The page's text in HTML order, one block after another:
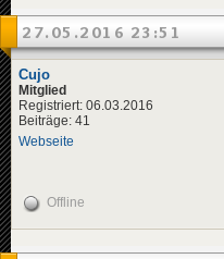
27.05.2016 23:51
Cujo
Mitglied
Registriert: 06.03.2016
Beiträge: 41
Webseite
Offline